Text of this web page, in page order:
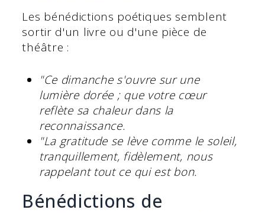
Les bénédictions poétiques semblent
sortir d'un livre ou d'une pièce de
théâtre :
"Ce dimanche s'ouvre sur une
lumière dorée ; que votre cœur
reflète sa chaleur dans la
reconnaissance.
"La gratitude se lève comme le soleil,
tranquillement, fidèlement, nous
rappelant tout ce qui est bon.
Bénédictions de